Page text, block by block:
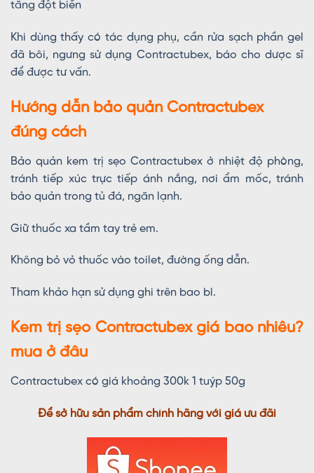
tăng đột biến
Khi dùng thấy có tác dụng phụ, cần rửa sạch phần gel
đã bôi, ngưng sử dụng Contractubex, báo cho dược sĩ
để được tư vấn.
Hướng dẫn bảo quản Contractubex
đúng cách
Bảo quản kem trị sẹo Contractubex ở nhiệt độ phòng,
tránh tiếp xúc trực tiếp ánh nắng, nơi ẩm mốc, tránh
bảo quản trong tủ đá, ngăn lạnh.
Giữ thuốc xa tầm tay trẻ em.
Không bỏ vỏ thuốc vào toilet, đường ống dẫn.
Tham khảo hạn sử dụng ghi trên bao bì.
Kem trị sẹo Contractubex giá bao nhiêu?
mua ở đâu
Contractubex có giá khoảng 300k 1 tuýp 50g
Để sở hữu sản phẩm chính hãng với giá ưu đãi